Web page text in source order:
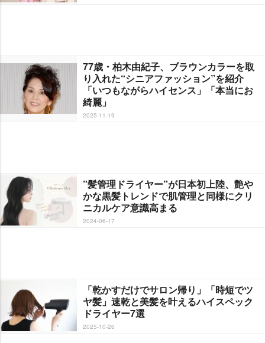
77歳・柏木由紀子、ブラウンカラーを取
り入れた“シニアファッション”を紹介
「いつもながらハイセンス」「本当にお
綺麗」
2025-11-19
”髪管理ドライヤー”が日本初上陸、艶
かな黒髪トレンドで肌管理と同様にクリ
ニカルケア意識高まる
2024-06-17
「乾かすだけでサロン帰り」「時短でツ
ヤ髪」速乾と美髪を叶えるハイスペック
ドライヤー7選
2025-10-26